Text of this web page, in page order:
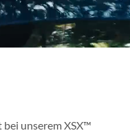
unserem XSX™